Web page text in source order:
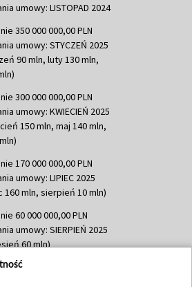
umowy: LISTOPAD 2024
350 000 000,00 PLN
umowy: STYCZEŃ 2025
90 mln, luty 130 mln,
300 000 000,00 PLN
umowy: KWIECIEŃ 2025
150 mln, maj 140 mln,
170 000 000,00 PLN
umowy: LIPIEC 2025
160 mln, sierpień 10 mln)
60 000 000,00 PLN
umowy: SIERPIEŃ 2025
60 mln)
635 783 051,21 PLN